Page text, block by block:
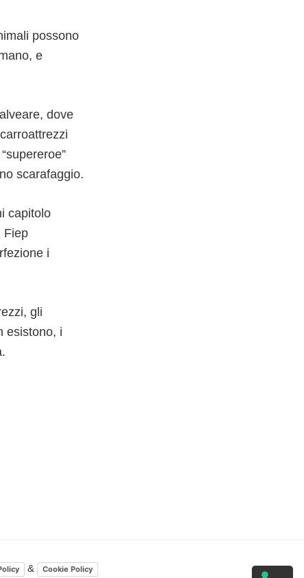
possono
e
dove
scarafaggio.
capitolo
Fiep
i
gli
esistono, i
& Cookie Policy